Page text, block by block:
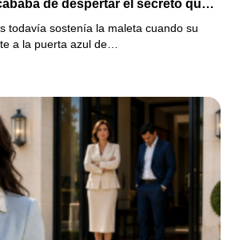
de despertar el secreto que
morir
todavía sostenía la maleta cuando su
a la puerta azul de…